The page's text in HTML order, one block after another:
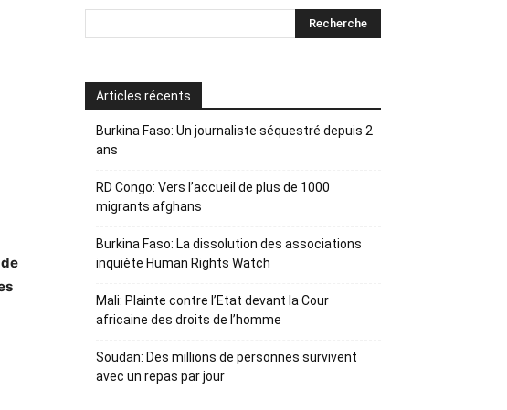
Articles récents
Burkina Faso: Un journaliste séquestré depuis 2
ans
RD Congo: Vers l’accueil de plus de 1000
migrants afghans
Burkina Faso: La dissolution des associations
inquiète Human Rights Watch
Mali: Plainte contre l’Etat devant la Cour
africaine des droits de l’homme
Soudan: Des millions de personnes survivent
avec un repas par jour